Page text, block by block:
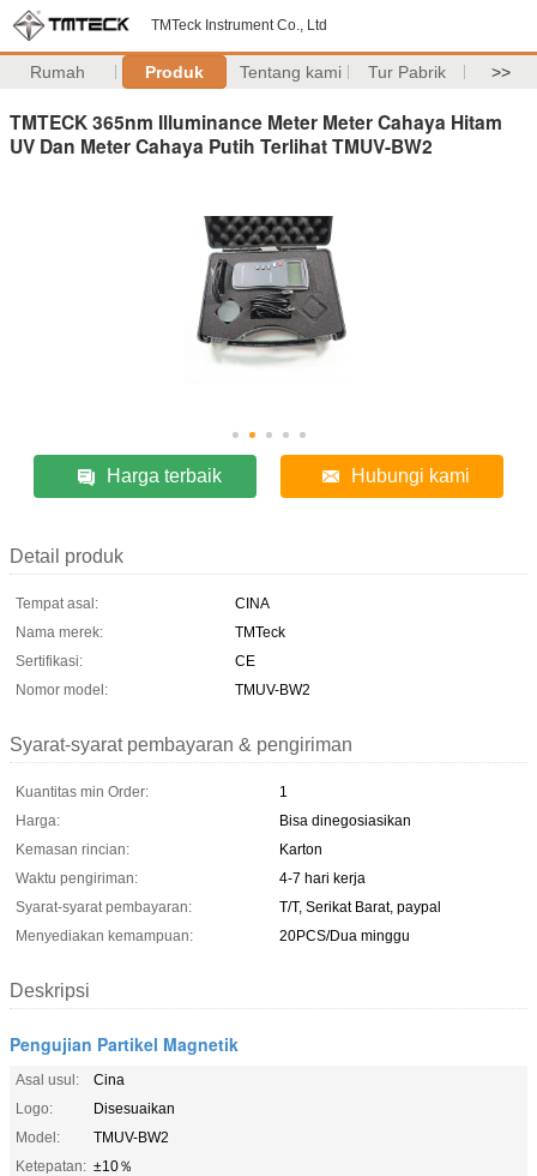
TMTeck Instrument Co., Ltd
Rumah Produk Tentang kami Tur Pabrik >>
TMTECK 365nm Illuminance Meter Meter Cahaya Hitam
UV Dan Meter Cahaya Putih Terlihat TMUV-BW2
Harga terbaik Hubungi kami
Detail produk
Tempat asal:
CINA
Nama merek:
TMTeck
Sertifikasi:
CE
Nomor model:
TMUV-BW2
Syarat-syarat pembayaran & pengiriman
Kuantitas min Order:
1
Harga:
Bisa dinegosiasikan
Kemasan rincian:
Karton
Waktu pengiriman:
4-7 hari kerja
Syarat-syarat pembayaran:
T/T, Serikat Barat, paypal
Menyediakan kemampuan:
20PCS/Dua minggu
Deskripsi
Pengujian Partikel Magnetik
Asal usul:
Cina
Logo:
Disesuaikan
Model:
TMUV-BW2
Ketepatan: ±10％